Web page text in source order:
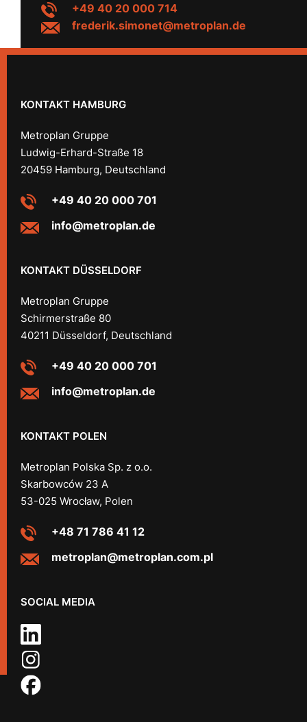
+49 40 20 000 714
frederik.simonet@metroplan.de
KONTAKT HAMBURG
Metroplan Gruppe
Ludwig-Erhard-Straße 18
20459 Hamburg, Deutschland
+49 40 20 000 701
info@metroplan.de
KONTAKT DÜSSELDORF
Metroplan Gruppe
Schirmerstraße 80
40211 Düsseldorf, Deutschland
+49 40 20 000 701
info@metroplan.de
KONTAKT POLEN
Metroplan Polska Sp. z o.o.
Skarbowców 23 A
53-025 Wrocław, Polen
+48 71 786 41 12
metroplan@metroplan.com.pl
SOCIAL MEDIA